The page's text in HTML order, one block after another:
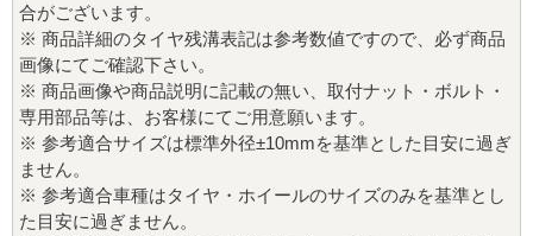
合がございます。
※ 商品詳細のタイヤ残溝表記は参考数値ですので、必ず商品
画像にてご確認下さい。
※ 商品画像や商品説明に記載の無い、取付ナット・ボルト・
専用部品等は、お客様にてご用意願います。
※ 参考適合サイズは標準外径±10mmを基準とした目安に過ぎ
ません。
※ 参考適合車種はタイヤ・ホイールのサイズのみを基準とし
た目安に過ぎません。